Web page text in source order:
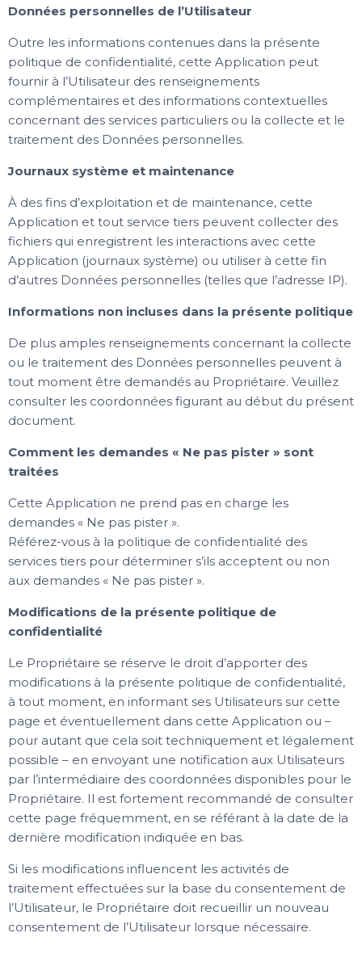
Données personnelles de l’Utilisateur
Outre les informations contenues dans la présente
politique de confidentialité, cette Application peut
fournir à l’Utilisateur des renseignements
complémentaires et des informations contextuelles
concernant des services particuliers ou la collecte et le
traitement des Données personnelles.
Journaux système et maintenance
À des fins d’exploitation et de maintenance, cette
Application et tout service tiers peuvent collecter des
fichiers qui enregistrent les interactions avec cette
Application (journaux système) ou utiliser à cette fin
d’autres Données personnelles (telles que l’adresse IP).
Informations non incluses dans la présente politique
De plus amples renseignements concernant la collecte
ou le traitement des Données personnelles peuvent à
tout moment être demandés au Propriétaire. Veuillez
consulter les coordonnées figurant au début du présent
document.
Comment les demandes « Ne pas pister » sont
traitées
Cette Application ne prend pas en charge les
demandes « Ne pas pister ».
Référez-vous à la politique de confidentialité des
services tiers pour déterminer s’ils acceptent ou non
aux demandes « Ne pas pister ».
Modifications de la présente politique de
confidentialité
Le Propriétaire se réserve le droit d’apporter des
modifications à la présente politique de confidentialité,
à tout moment, en informant ses Utilisateurs sur cette
page et éventuellement dans cette Application ou –
pour autant que cela soit techniquement et légalement
possible – en envoyant une notification aux Utilisateurs
par l’intermédiaire des coordonnées disponibles pour le
Propriétaire. Il est fortement recommandé de consulter
cette page fréquemment, en se référant à la date de la
dernière modification indiquée en bas.
Si les modifications influencent les activités de
traitement effectuées sur la base du consentement de
l’Utilisateur, le Propriétaire doit recueillir un nouveau
consentement de l’Utilisateur lorsque nécessaire.